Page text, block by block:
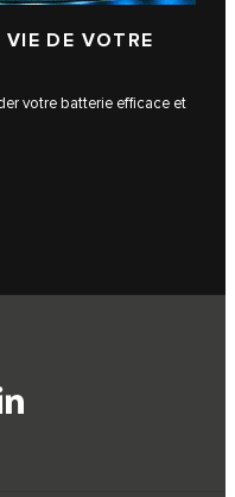
DE VOTRE
votre batterie efficace et